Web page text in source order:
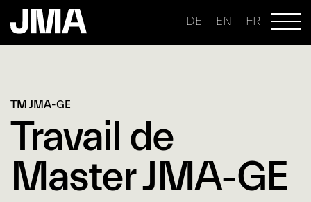
DE EN FR
TM JMA-GE
Travail de
Master JMA-GE